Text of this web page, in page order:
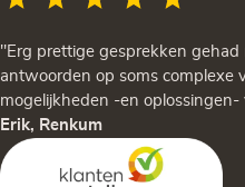
"Erg prettige gesprekken
antwoorden op soms complexe
mogelijkheden -en
Erik, Renkum